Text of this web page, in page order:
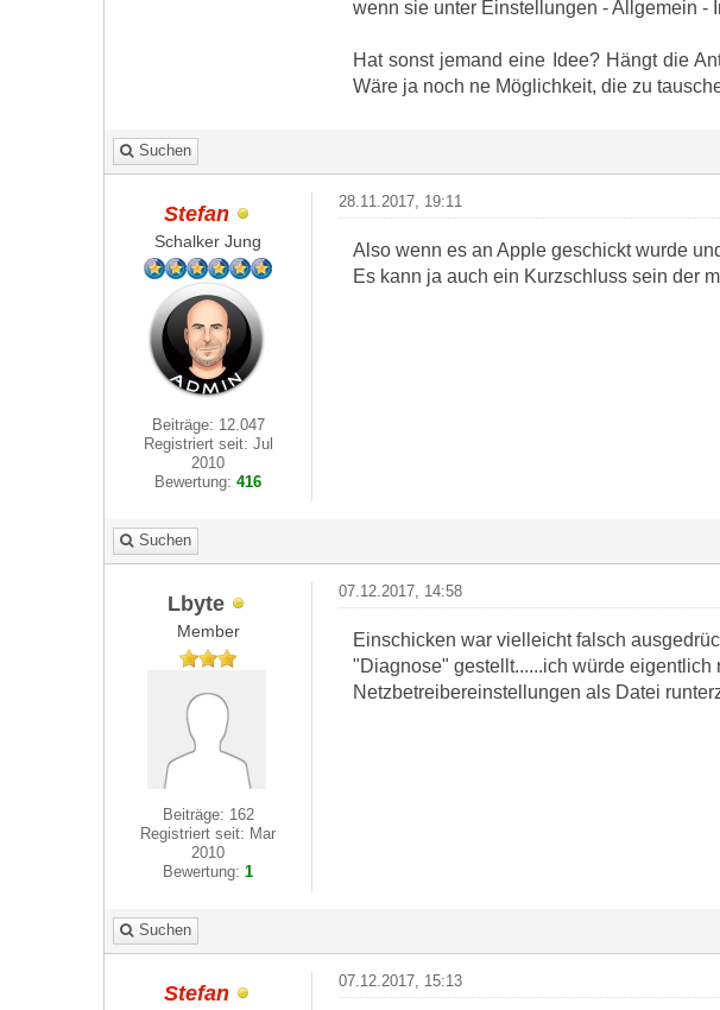
wenn sie unter Einstellungen - Allgemein -
Hat sonst jemand eine Idee? Hängt die
Wäre ja noch ne Möglichkeit, die zu
Suchen
Stefan
Schalker Jung
Beiträge: 12.047
Registriert seit: Jul
2010
Bewertung:416
28.11.2017, 19:11
Also wenn es an Apple geschickt wurde
Es kann ja auch ein Kurzschluss sein der
Suchen
Lbyte
Member
Beiträge: 162
Registriert seit: Mar
2010
Bewertung:1
07.12.2017, 14:58
Einschicken war vielleicht falsch
"Diagnose" gestellt......ich würde
Netzbetreibereinstellungen als Datei
Suchen
Stefan 07.12.2017, 15:13